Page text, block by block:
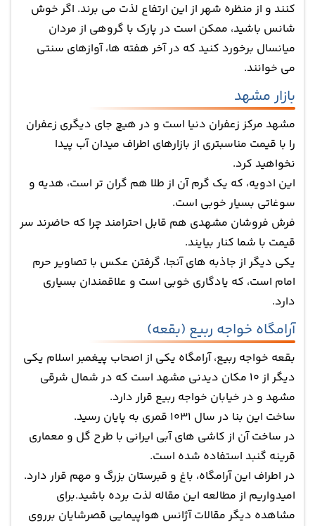
کنند و از منظره شهر از این ارتفاع لذت می برند. اگر خوش
شانس باشید، ممکن است در پارک با گروهی از مردان
میانسال برخورد کنید که در آخر هفته ها، آوازهای سنتی
می خوانند.
بازار مشهد
مشهد مرکز زعفران دنیا است و در هیچ جای دیگری زعفران
را با قیمت مناسبتری از بازارهای اطراف میدان آب پیدا
نخواهید کرد.
این ادویه، که یک گرم آن از طلا هم گران تر است، هدیه و
سوغاتی بسیار خوبی است.
فرش فروشان مشهدی هم قابل احترامند چرا که حاضرند سر
قیمت با شما کنار بیایند.
یکی دیگر از جاذبه های آنجا، گرفتن عکس با تصاویر حرم
امام است، که یادگاری خوبی است و علاقمندان بسیاری
دارد.
آرامگاه خواجه ربیع (بقعه)
بقعه خواجه ربیع، آرامگاه یکی از اصحاب پیغمبر اسلام یکی
دیگر از 10 مکان دیدنی مشهد است که در شمال شرقی
مشهد و در خیابان خواجه ربیع قرار دارد.
ساخت این بنا در سال 1031 قمری به پایان رسید.
در ساخت آن از کاشی های آبی ایرانی با طرح گل و معماری
قرینه گنبد استفاده شده است.
در اطراف این آرامگاه، باغ و قبرستان بزرگ و مهم قرار دارد.
امیدواریم از مطالعه این مقاله لذت برده باشید.برای
مشاهده دیگر مقالات آژانس هواپیمایی قصرشایان برروی